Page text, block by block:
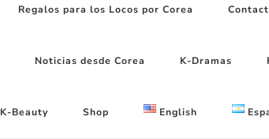
Regalos para los Locos por Corea
Noticias desde Corea K-Dramas
K-Beauty Shop English